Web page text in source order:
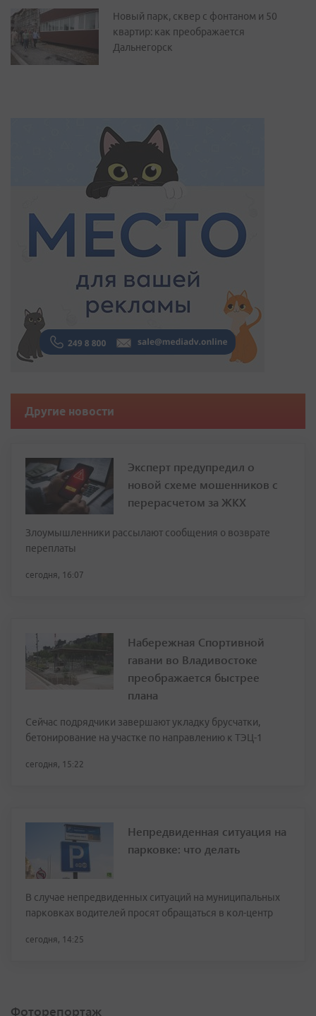
Новый парк, сквер с фонтаном и 50
квартир: как преображается
Дальнегорск
Другие новости
Эксперт предупредил о
новой схеме мошенников с
перерасчетом за ЖКХ
Злоумышленники рассылают сообщения о возврате
переплаты
сегодня, 16:07
Набережная Спортивной
гавани во Владивостоке
преображается быстрее
плана
Сейчас подрядчики завершают укладку брусчатки,
бетонирование на участке по направлению к ТЭЦ-1
сегодня, 15:22
Непредвиденная ситуация на
парковке: что делать
В случае непредвиденных ситуаций на муниципальных
парковках водителей просят обращаться в кол-центр
сегодня, 14:25
Фоторепортаж